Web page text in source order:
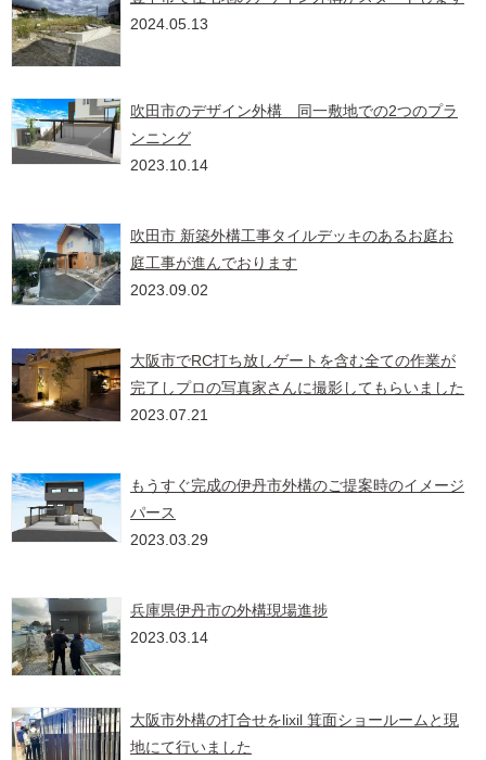
2024.05.13
吹田市のデザイン外構 同一敷地での2つのプラ
ンニング
2023.10.14
吹田市 新築外構工事タイルデッキのあるお庭お
庭工事が進んでおります
2023.09.02
大阪市でRC打ち放しゲートを含む全ての作業が
完了しプロの写真家さんに撮影してもらいました
2023.07.21
もうすぐ完成の伊丹市外構のご提案時のイメージ
パース
2023.03.29
兵庫県伊丹市の外構現場進捗
2023.03.14
大阪市外構の打合せをlixil 箕面ショールームと現
地にて行いました